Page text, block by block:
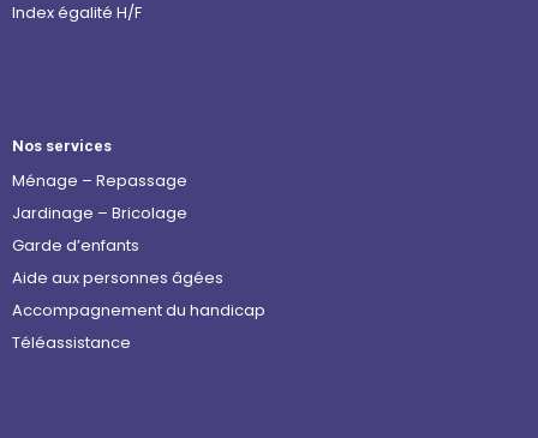
Index égalité H/F
Nos services
Ménage – Repassage
Jardinage – Bricolage
Garde d’enfants
Aide aux personnes âgées
Accompagnement du handicap
Téléassistance